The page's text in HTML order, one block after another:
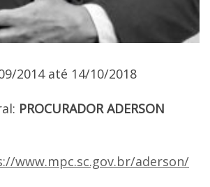
2014 até 14/10/2018
PROCURADOR ADERSON
www.mpc.sc.gov.br/aderson/